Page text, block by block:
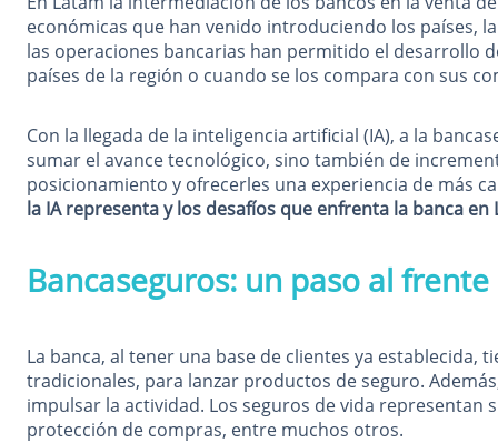
económicas que han venido introduciendo los países,
las operaciones bancarias han permitido el desarrollo
países de la región o cuando se los compara con sus
Con la llegada de la inteligencia artificial (IA), a la
sumar el avance tecnológico, sino también de
posicionamiento y ofrecerles una experiencia de más
la IA representa y los desafíos que enfrenta la banca en
Bancaseguros: un paso al frente
La banca, al tener una base de clientes ya
tradicionales, para lanzar productos de seguro.
impulsar la actividad. Los seguros de vida
protección de compras, entre muchos otros.